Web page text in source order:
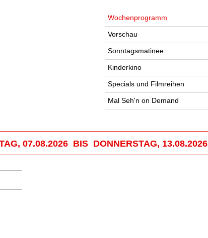
Wochenprogramm
Vorschau
Sonntagsmatinee
Kinderkino
Specials und Filmreihen
Mal Seh'n on Demand
07.08.2026 BIS DONNERSTAG, 13.08.2026